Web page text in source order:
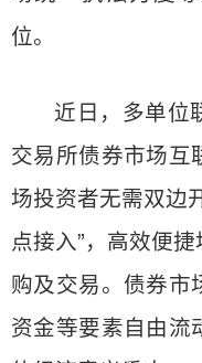
位。
近日，多单位
交易所债券市场互
场投资者无需双边
点接入”，高效便
购及交易。债券市
资金等要素自由流